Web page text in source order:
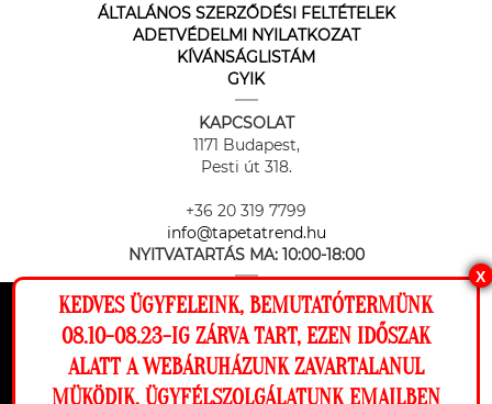
Ez a weboldal cookie-kat használ, hogy a
lehető legjobb élményt nyújtsa honlapunkon.
Beállítások
ÁLTALÁNOS SZERZŐDÉSI FELTÉTELEK
ADETVÉDELMI NYILATKOZAT
KÍVÁNSÁGLISTÁM
GYIK
KAPCSOLAT
1171 Budapest,
Pesti út 318.
+36 20 319 7799
info@tapetatrend.hu
NYITVATARTÁS MA: 10:00-18:00
Az online fizetést a Barion Payment Zrt. biztosítja, MNB engedély
X
KEDVES ÜGYFELEINK, BEMUTATÓTERMÜNK
08.10-08.23-IG ZÁRVA TART, EZEN IDŐSZAK
ALATT A WEBÁRUHÁZUNK ZAVARTALANUL
MÜKÖDIK, ÜGYFÉLSZOLGÁLATUNK EMAILBEN